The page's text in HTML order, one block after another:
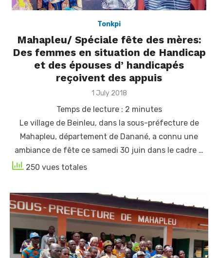
Tonkpi
Mahapleu/ Spéciale fête des mères:
Des femmes en situation de Handicap
et des épouses d’ handicapés
reçoivent des appuis
Posted
1 July 2018
Temps de lecture : 2 minutes
Le village de Beinleu, dans la sous-préfecture de
Mahapleu, département de Danané, a connu une
ambiance de fête ce samedi 30 juin dans le cadre …
250 vues totales